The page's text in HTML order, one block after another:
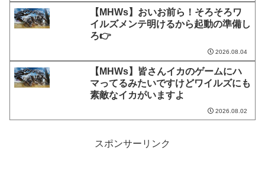
【MHWs】おいお前ら！そろそろワ
イルズメンテ明けるから起動の準備し
ろ👉
2026.08.04
【MHWs】皆さんイカのゲームにハ
マってるみたいですけどワイルズにも
素敵なイカがいますよ
2026.08.02
スポンサーリンク